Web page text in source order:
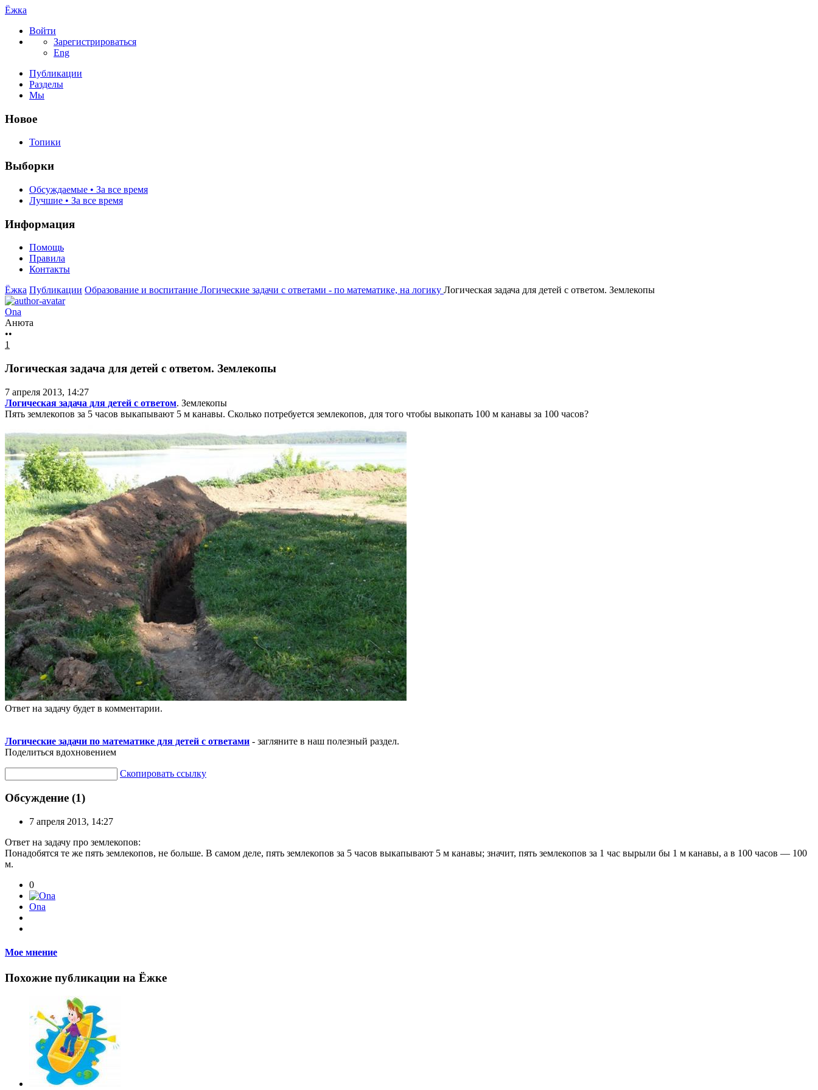
Ёжка
Войти
Зарегистрироваться
Eng
Публикации
Разделы
Мы
Новое
Топики
Выборки
Обсуждаемые • За все время
Лучшие • За все время
Информация
Помощь
Правила
Контакты
Ёжка Публикации Образование и воспитание Логические задачи с ответами - по математике, на логику Логическая задача для детей с ответом. Землекопы
Ona
Анюта
••
1
Логическая задача для детей с ответом. Землекопы
7 апреля 2013, 14:27
Логическая задача для детей с ответом. Землекопы
Пять землекопов за 5 часов выкапывают 5 м канавы. Сколько потребуется землекопов, для того чтобы выкопать 100 м канавы за 100 часов?
Ответ на задачу будет в комментарии.
Логические задачи по математике для детей с ответами - загляните в наш полезный раздел.
Поделиться вдохновением
Скопировать ссылку
Обсуждение (1)
7 апреля 2013, 14:27
Ответ на задачу про землекопов:
Понадобятся те же пять землекопов, не больше. В самом деле, пять землекопов за 5 часов выкапывают 5 м канавы; значит, пять землекопов за 1 час вырыли бы 1 м канавы, а в 100 часов — 100
м.
0
Ona
Мое мнение
Похожие публикации на Ёжке